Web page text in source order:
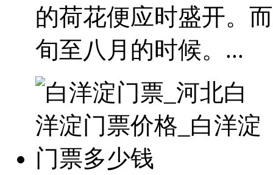
的荷花便应时盛开。
旬至八月的时候。...